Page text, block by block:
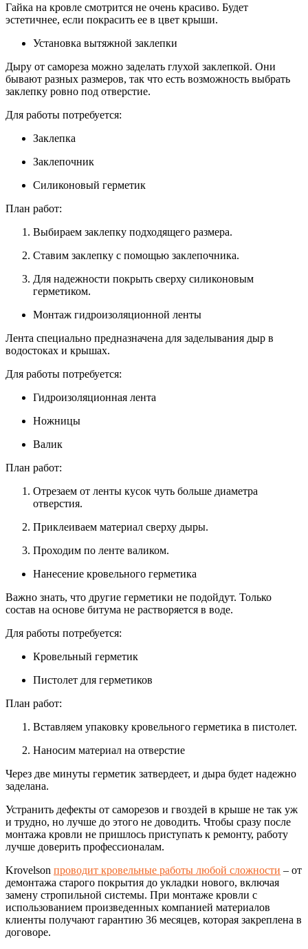
Гайка на кровле смотрится не очень красиво. Будет
эстетичнее, если покрасить ее в цвет крыши.
Установка вытяжной заклепки
Дыру от самореза можно заделать глухой заклепкой. Они
бывают разных размеров, так что есть возможность выбрать
заклепку ровно под отверстие.
Для работы потребуется:
Заклепка
Заклепочник
Силиконовый герметик
План работ:
Выбираем заклепку подходящего размера.
Ставим заклепку с помощью заклепочника.
Для надежности покрыть сверху силиконовым
герметиком.
Монтаж гидроизоляционной ленты
Лента специально предназначена для заделывания дыр в
водостоках и крышах.
Для работы потребуется:
Гидроизоляционная лента
Ножницы
Валик
План работ:
Отрезаем от ленты кусок чуть больше диаметра
отверстия.
Приклеиваем материал сверху дыры.
Проходим по ленте валиком.
Нанесение кровельного герметика
Важно знать, что другие герметики не подойдут. Только
состав на основе битума не растворяется в воде.
Для работы потребуется:
Кровельный герметик
Пистолет для герметиков
План работ:
Вставляем упаковку кровельного герметика в пистолет.
Наносим материал на отверстие
Через две минуты герметик затвердеет, и дыра будет надежно
заделана.
Устранить дефекты от саморезов и гвоздей в крыше не так уж
и трудно, но лучше до этого не доводить. Чтобы сразу после
монтажа кровли не пришлось приступать к ремонту, работу
лучше доверить профессионалам.
Krovelson проводит кровельные работы любой сложности – от
демонтажа старого покрытия до укладки нового, включая
замену стропильной системы. При монтаже кровли с
использованием произведенных компанией материалов
клиенты получают гарантию 36 месяцев, которая закреплена в
договоре.